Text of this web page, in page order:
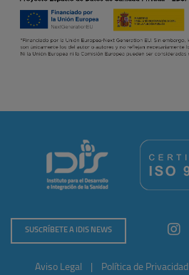
SUSCRÍBETE A IDIS NEWS
Aviso Legal Política de Privacidad